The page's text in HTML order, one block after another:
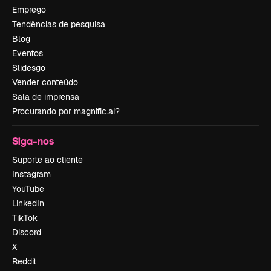
Emprego
Tendências de pesquisa
Blog
Eventos
Slidesgo
Vender conteúdo
Sala de imprensa
Procurando por magnific.ai?
Siga-nos
Suporte ao cliente
Instagram
YouTube
LinkedIn
TikTok
Discord
X
Reddit